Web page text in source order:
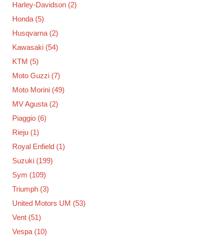
Harley-Davidson (2)
Honda (5)
Husqvarna (2)
Kawasaki (54)
KTM (5)
Moto Guzzi (7)
Moto Morini (49)
MV Agusta (2)
Piaggio (6)
Rieju (1)
Royal Enfield (1)
Suzuki (199)
Sym (109)
Triumph (3)
United Motors UM (53)
Vent (51)
Vespa (10)